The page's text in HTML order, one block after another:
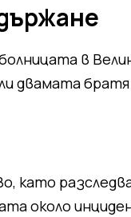
в
двамата братя
като
около